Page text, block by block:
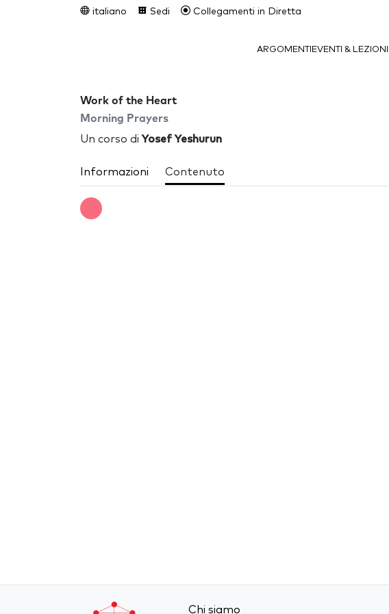
italiano Sedi Collegamenti in Diretta
ARGOMENTI EVENTI & LEZIONI
Work of the Heart
Morning Prayers
Un corso di Yosef Yeshurun
Informazioni Contenuto
Chi siamo